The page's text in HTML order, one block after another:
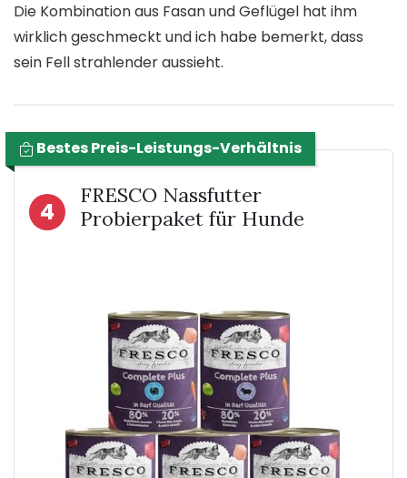
Die Kombination aus Fasan und Geflügel hat ihm
wirklich geschmeckt und ich habe bemerkt, dass
sein Fell strahlender aussieht.
Bestes Preis-Leistungs-Verhältnis
4
FRESCO Nassfutter
Probierpaket für Hunde